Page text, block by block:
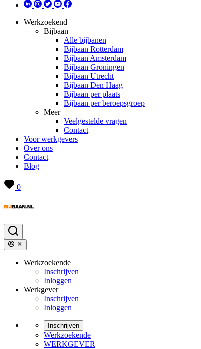
Werkzoekend
Bijbaan
Alle bijbanen
Bijbaan Rotterdam
Bijbaan Amsterdam
Bijbaan Groningen
Bijbaan Utrecht
Bijbaan Den Haag
Bijbaan per plaats
Bijbaan per beroepsgroep
Meer
Veelgestelde vragen
Contact
Voor werkgevers
Over ons
Contact
Blog
0
Werkzoekende
Inschrijven
Inloggen
Werkgever
Inschrijven
Inloggen
Inschrijven
Werkzoekende
WERKGEVER